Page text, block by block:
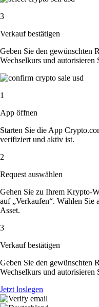
3
Verkauf bestätigen
Geben Sie den gewünschten
Wechselkurs und autorisieren
1
App öffnen
Starten Sie die App
verifiziert und aktiv ist.
2
Request auswählen
Gehen Sie zu Ihrem Krypto-
auf „Verkaufen“. Wählen Sie
Asset.
3
Verkauf bestätigen
Geben Sie den gewünschten
Wechselkurs und autorisieren
Jetzt loslegen